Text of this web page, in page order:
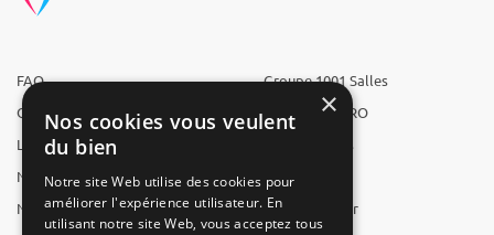
FAQ
Qui sommes-nous ?
L'équipe
Nous recrutons
Nos partenaires
Groupe 1001 Salles
1001 Salles PRO
1001 Traiteurs
1001 Artistes
Reserverunbar
×
Nos cookies vous veulent
du bien
Notre site Web utilise des cookies pour
améliorer l'expérience utilisateur. En
utilisant notre site Web, vous acceptez tous